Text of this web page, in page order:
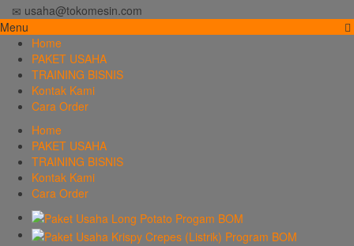
usaha@tokomesin.com
Menu
Home
PAKET USAHA
TRAINING BISNIS
Kontak Kami
Cara Order
Home
PAKET USAHA
TRAINING BISNIS
Kontak Kami
Cara Order